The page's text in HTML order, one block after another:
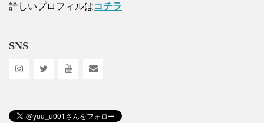
詳しいプロフィルはコチラ
SNS